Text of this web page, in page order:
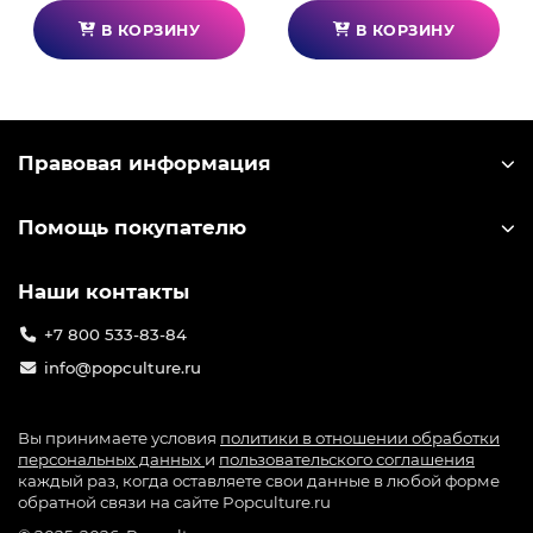
Компания-разработчик miHoYo выпускает
большое количество лицензионного мерча по
специальной голографической наклейке на
В КОРЗИНУ В КОРЗИНУ
Правовая информация
Помощь покупателю
Наши контакты
+7 800 533-83-84
info@popculture.ru
Вы принимаете условия политики в отношении обработки
персональных данных и пользовательского соглашения
каждый раз, когда оставляете свои данные в любой форме
обратной связи на сайте Popculture.ru